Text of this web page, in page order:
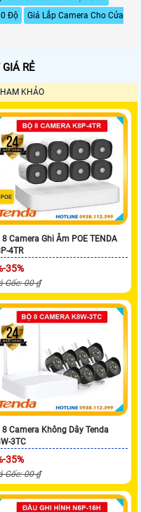
Độ
Giá Lắp Camera Cho Cửa
RẺ
KHẢO
8 Camera Ghi Âm POE TENDA
4TR
35%
Gốc: 00 ₫
8 Camera Không Dây Tenda
3TC
35%
Gốc: 00 ₫